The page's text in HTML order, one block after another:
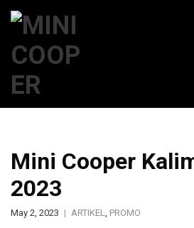
Mini Cooper
2023
May 2, 2023 ARTIKEL, PROMO